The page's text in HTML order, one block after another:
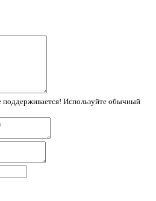
поддерживается! Используйте обычный